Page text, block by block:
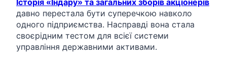
давно перестала бути суперечкою навколо
одного підприємства. Насправді вона стала
своєрідним тестом для всієї системи
управління державними активами.